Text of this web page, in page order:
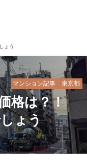
ょう
マンション記事 東京都
格は？！
ょう